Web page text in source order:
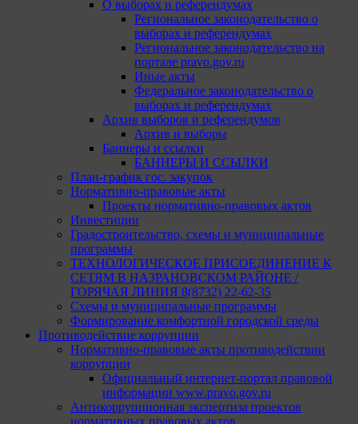
О выборах и референдумах
Региональное законодательство о
выборах и референдумах
Региональное законодательство на
портале pravo.gov.ru
Иные акты
Федеральное законодательство о
выборах и референдумах
Архив выборов и референдумов
Архив и выборы
Баннеры и ссылки
БАННЕРЫ И ССЫЛКИ
План-график гос. закупок
Нормативно-правовые акты
Проекты нормативно-правовых актов
Инвестиции
Градостроительство, схемы и муниципальные
программы
ТЕХНОЛОГИЧЕСКОЕ ПРИСОЕДИНЕНИЕ К
СЕТЯМ В НАЗРАНОВСКОМ РАЙОНЕ /
ГОРЯЧАЯ ЛИНИЯ 8(8732) 22-62-35
Схемы и муниципальные программы
Формирование комфортной городской среды
Противодействие коррупции
Нормативно-правовые акты противодействии
коррупции
Официальный интернет-портал правовой
информации www.pravo.gov.ru
Антикоррупционная экспертиза проектов
нормативных правовых актов